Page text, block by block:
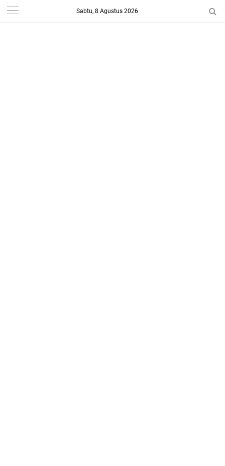
Sabtu, 8 Agustus 2026